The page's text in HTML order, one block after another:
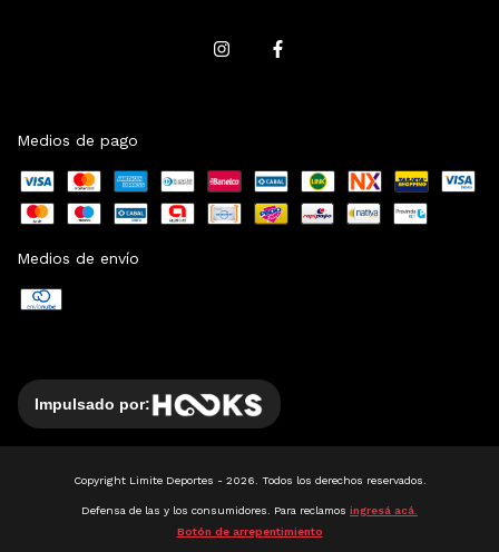
Medios de pago
Medios de envío
Impulsado por:
Copyright Limite Deportes - 2026. Todos los derechos reservados.
Defensa de las y los consumidores. Para reclamos ingresá acá.
Botón de arrepentimiento